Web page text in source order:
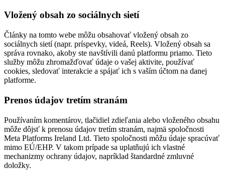
Vložený obsah zo sociálnych sietí
Články na tomto webe môžu obsahovať vložený obsah zo
sociálnych sietí (napr. príspevky, videá, Reels). Vložený obsah sa
správa rovnako, akoby ste navštívili danú platformu priamo. Tieto
služby môžu zhromažďovať údaje o vašej aktivite, používať
cookies, sledovať interakcie a spájať ich s vaším účtom na danej
platforme.
Prenos údajov tretím stranám
Používaním komentárov, tlačidiel zdieľania alebo vloženého obsahu
môže dôjsť k prenosu údajov tretím stranám, najmä spoločnosti
Meta Platforms Ireland Ltd. Tieto spoločnosti môžu údaje spracúvať
mimo EÚ/EHP. V takom prípade sa uplatňujú ich vlastné
mechanizmy ochrany údajov, napríklad štandardné zmluvné
doložky.